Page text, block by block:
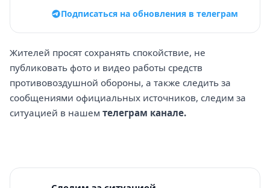
Подписаться на обновления в телеграм
Жителей просят сохранять спокойствие, не
публиковать фото и видео работы средств
противовоздушной обороны, а также следить за
сообщениями официальных источников, следим за
ситуацией в нашем телеграм канале.